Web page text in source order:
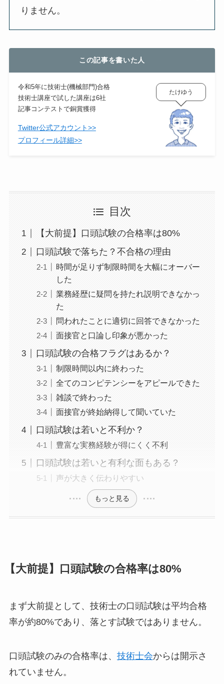
りません。
この記事を書いた人
令和5年に技術士(機械部門)合格
技術士講座で試した講座は6社
記事コンテストで銅賞獲得
Twitter公式アカウント>>
プロフィール詳細>>
たけゆう
目次
【大前提】口頭試験の合格率は80%
口頭試験で落ちた？不合格の理由
時間が足りず制限時間を大幅にオーバー
した
業務経歴に疑問を持たれ説明できなかっ
た
問われたことに適切に回答できなかった
面接官と口論し印象が悪かった
口頭試験の合格フラグはあるか？
制限時間以内に終わった
全てのコンピテンシーをアピールできた
雑談で終わった
面接官が終始納得して聞いていた
口頭試験は若いと不利か？
豊富な実務経験が得にくく不利
口頭試験は若いと有利な面もある？
声が大きく伝わりやすい
もっと見る
【大前提】口頭試験の合格率は80%
まず大前提として、技術士の口頭試験は平均合格
率が約80%であり、落とす試験ではありません。
口頭試験のみの合格率は、 技術士会からは開示さ
れていません。